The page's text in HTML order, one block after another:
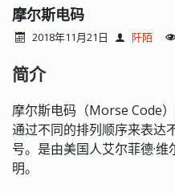
摩尔斯电码
2018年11月21日 阡陌
简介
摩尔斯电码（Morse Code
通过不同的排列顺序来表达
号。是由美国人艾尔菲德·
明。